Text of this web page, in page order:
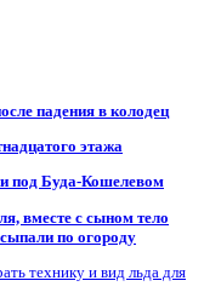
падения в колодец
этажа
под Буда-Кошелевом
вместе с сыном тело
по огороду
технику и вид льда для